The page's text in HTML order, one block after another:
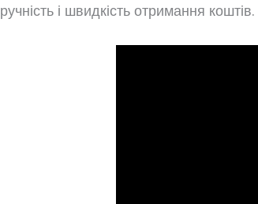
і швидкість отримання коштів.